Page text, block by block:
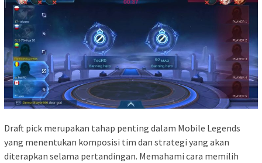
Draft pick merupakan tahap penting dalam Mobile Legends
yang menentukan komposisi tim dan strategi yang akan
diterapkan selama pertandingan. Memahami cara memilih